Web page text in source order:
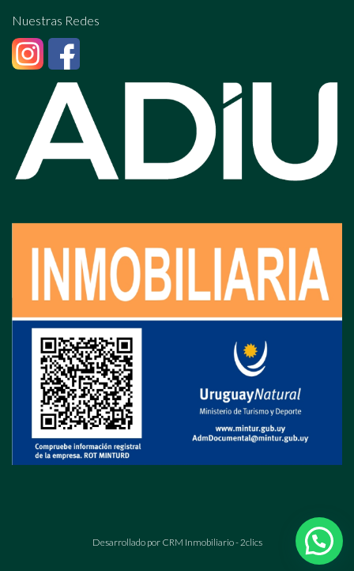
Nuestras Redes
Desarrollado por CRM Inmobiliario - 2clics